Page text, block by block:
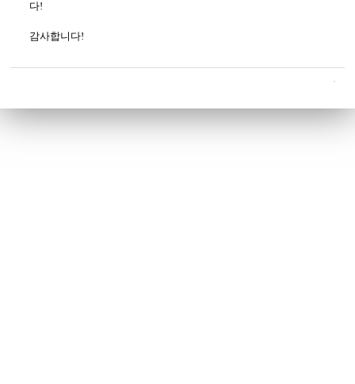
다!
감사합니다!